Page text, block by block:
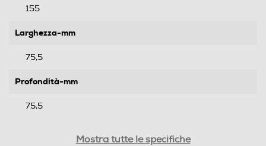
155
Larghezza-mm
75,5
Profondità-mm
75,5
Mostra tutte le specifiche